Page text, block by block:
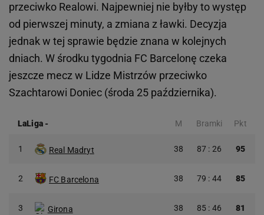
przeciwko Realowi. Najpewniej nie byłby to występ
od pierwszej minuty, a zmiana z ławki. Decyzja
jednak w tej sprawie będzie znana w kolejnych
dniach. W środku tygodnia FC Barcelonę czeka
jeszcze mecz w Lidze Mistrzów przeciwko
Szachtarowi Doniec (środa 25 października).
LaLiga- M Bramki Pkt
1 Real Madryt 38 87 : 26 95
2 FC Barcelona 38 79 : 44 85
3 Girona 38 85 : 46 81